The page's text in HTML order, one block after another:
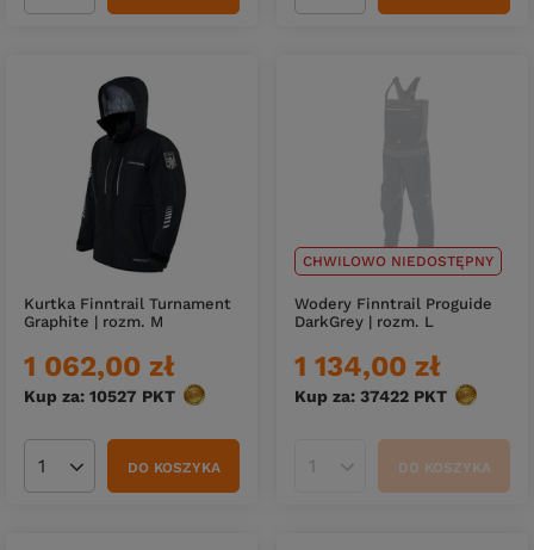
Kurtka Finntrail Turnament
Graphite | rozm. M
1 062,00 zł
Kup za: 10527 PKT punktów
Ilość produktówDO KOSZYKA
CHWILOWO NIEDOSTĘPNY
Wodery Finntrail Proguide
DarkGrey | rozm. L
1 134,00 zł
Kup za: 37422 PKT punktów
Ilość produktówDO KOSZYKA